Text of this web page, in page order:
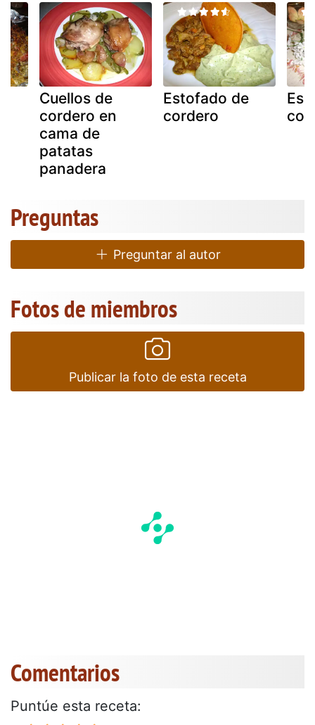
Cuellos de
cordero en
cama de
patatas
panadera
Estofado de
cordero
Preguntas
Preguntar al autor
Fotos de miembros
Publicar la foto de esta receta
Comentarios
Puntúe esta receta: